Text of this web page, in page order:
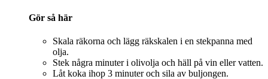
Gör så här
Skala räkorna och lägg räkskalen i en stekpanna med
olja.
Stek några minuter i olivolja och häll på vin eller vatten.
Låt koka ihop 3 minuter och sila av buljongen.